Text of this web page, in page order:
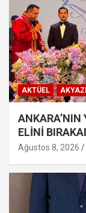
AKTÜEL AKYAZI
ANKARA’NIN
ELİNİ
Ağustos 8, 2026